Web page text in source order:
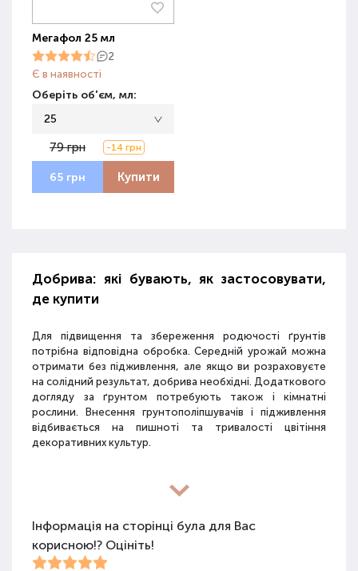
Мегафол 25 мл
2
Є в наявності
Оберіть об'єм, мл:
25
79 грн -14 грн
65 грн Купити
Добрива: які бувають, як застосовувати,
де купити
Для підвищення та збереження родючості ґрунтів
потрібна відповідна обробка. Середній урожай можна
отримати без підживлення, але якщо ви розраховуєте
на солідний результат, добрива необхідні. Додаткового
догляду за ґрунтом потребують також і кімнатні
рослини. Внесення грунтополіпшувачів і підживлення
відбивається на пишноті та тривалості цвітіння
декоративних культур.
Різновиди засобів для покращення
Для покращення поживних якостей ґрунту
використовуються різні види засобів: мінеральні
Інформація на сторінці була для Вас
корисною!? Оцініть!